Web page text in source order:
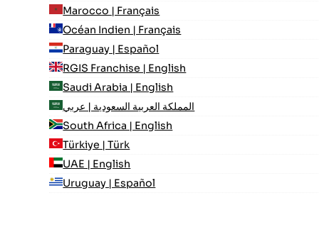
Marocco | Français
Océan Indien | Français
Paraguay | Español
RGIS Franchise | English
Saudi Arabia | English
المملكة العربية السعودية | عربي
South Africa | English
Türkiye | Türk
UAE | English
Uruguay | Español